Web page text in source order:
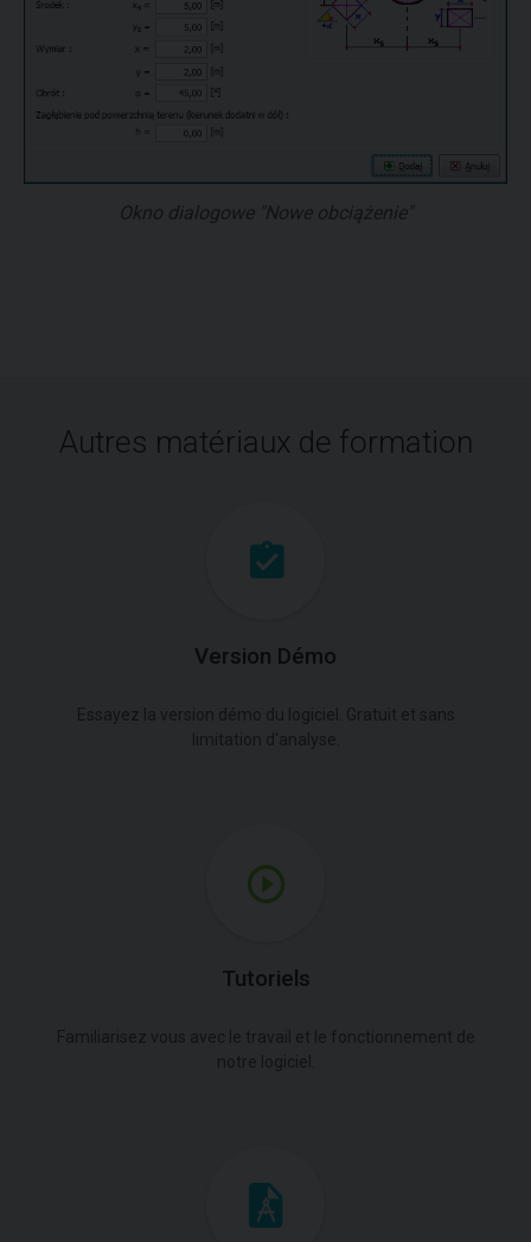
Okno dialogowe "Nowe obciążenie"
Autres matériaux de formation
Version Démo
Tutoriels